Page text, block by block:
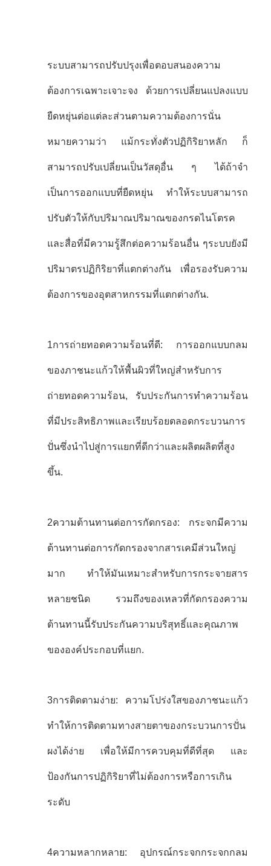
ระบบสามารถปรับปรุงเพื่อตอบสนองความ
ต้องการเฉพาะเจาะจง ด้วยการเปลี่ยนแปลงแบบ
ยืดหยุ่นต่อแต่ละส่วนตามความต้องการนั่น
หมายความว่า แม้กระทั่งตัวปฏิกิริยาหลัก ก็
สามารถปรับเปลี่ยนเป็นวัสดุอื่น ๆ ได้ถ้าจํา
เป็นการออกแบบที่ยืดหยุ่น ทําให้ระบบสามารถ
ปรับตัวให้กับปริมาณปริมาณของกรดไนโตรค
และสื่อที่มีความรู้สึกต่อความร้อนอื่น ๆระบบยังมี
ปริมาตรปฏิกิริยาที่แตกต่างกัน เพื่อรองรับความ
ต้องการของอุตสาหกรรมที่แตกต่างกัน.
1การถ่ายทอดความร้อนที่ดี: การออกแบบกลม
ของภาชนะแก้วให้พื้นผิวที่ใหญ่สําหรับการ
ถ่ายทอดความร้อน, รับประกันการทําความร้อน
ที่มีประสิทธิภาพและเรียบร้อยตลอดกระบวนการ
ปั่นซึ่งนําไปสู่การแยกที่ดีกว่าและผลิตผลิตที่สูง
ขึ้น.
2ความต้านทานต่อการกัดกรอง: กระจกมีความ
ต้านทานต่อการกัดกรองจากสารเคมีส่วนใหญ่
มาก ทําให้มันเหมาะสําหรับการกระจายสาร
หลายชนิด รวมถึงของเหลวที่กัดกรองความ
ต้านทานนี้รับประกันความบริสุทธิ์และคุณภาพ
ขององค์ประกอบที่แยก.
3การติดตามง่าย: ความโปร่งใสของภาชนะแก้ว
ทําให้การติดตามทางสายตาของกระบวนการปั่น
ผงได้ง่าย เพื่อให้มีการควบคุมที่ดีที่สุด และ
ป้องกันการปฏิกิริยาที่ไม่ต้องการหรือการเกิน
ระดับ
4ความหลากหลาย: อุปกรณ์กระจกกระจกกลม